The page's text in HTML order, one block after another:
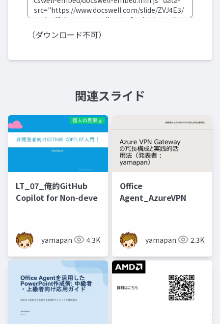
（ダウンロード不可）
関連スライド
LT_07_俺的GitHub
Copilot for Non-deve
yamapan 4.3K
Office
Agent_AzureVPN
yamapan 2.3K